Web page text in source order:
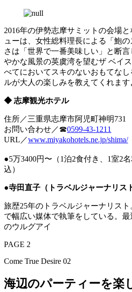
2016年の伊勢志摩サミットの会場
ューは、女性総料理長による「鮑
さは「世界で一番美味しい」と断
やかな風景の英虞湾を望むザ ベイ
べてにおいてスキのないおもてな
ルが大人の楽しみを教えてくれます
◆ 志摩観光ホテル
住所／三重県志摩市阿児町神明731
お問い合わせ／☎0599-43-1211
URL／www.miyakohotels.ne.jp/shima/
●5万3400円〜（1泊2食付き、1室2
込）
●寺田直子（トラベルジャーナリス
旅歴25年のトラベルジャーナリス
で幅広い媒体で執筆をしている。
のウルグアイ
PAGE 2
Come True Desire 02
海辺のパーティーを楽